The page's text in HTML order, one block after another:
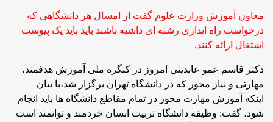
معاون آموزش وزارت علوم گفت از امسال هر دانشگاهی که
درخواست راه اندازی رشته ای داشته باشند باید باید یک پیوست
اشتغال ارائه کنند.
دکتر قاسم عمو عابدینی امروز در کنگره ملی آموزش هدفمند،
مهارتی و نیاز محور که در دانشگاه تهران برگزار شد،با بیان
اینکه آموزش مهارت محور در تمام مقاطع دانشگاه ها باید انجام
شود، گفت: وظیفه دانشگاه تربیت انسان خردمند و توانمند است